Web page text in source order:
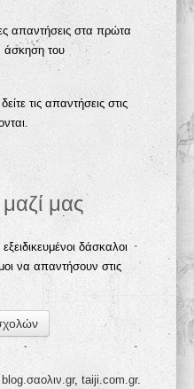
απαντήσεις στα πρώτα
άσκηση του
τις απαντήσεις στις
μας
δάσκαλοι
να απαντήσουν στις
blog.σαολιν.gr, taiji.com.gr.